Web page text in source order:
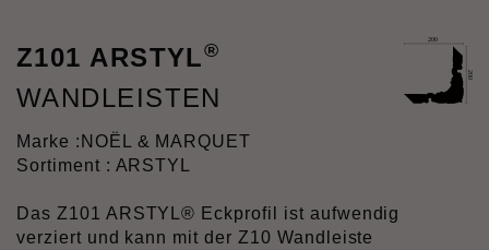
Z101 ARSTYL®
WANDLEISTEN
Marke : NOËL & MARQUET
Sortiment : ARSTYL
Das Z101 ARSTYL® Eckprofil ist aufwendig
verziert und kann mit der Z10 Wandleiste